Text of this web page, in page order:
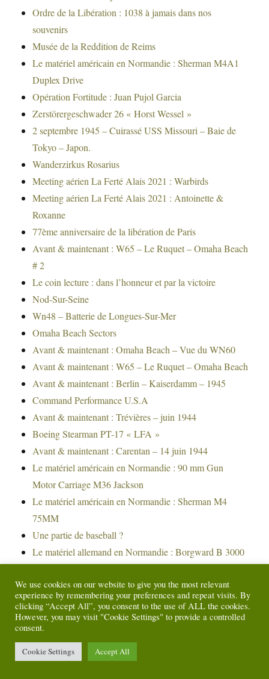
Ordre de la Libération : 1038 à jamais dans nos
souvenirs
Musée de la Reddition de Reims
Le matériel américain en Normandie : Sherman M4A1
Duplex Drive
Opération Fortitude : Juan Pujol Garcia
Zerstörergeschwader 26 « Horst Wessel »
2 septembre 1945 – Cuirassé USS Missouri – Baie de
Tokyo – Japon.
Wanderzirkus Rosarius
Meeting aérien La Ferté Alais 2021 : Warbirds
Meeting aérien La Ferté Alais 2021 : Antoinette &
Roxanne
77ème anniversaire de la libération de Paris
Avant & maintenant : W65 – Le Ruquet – Omaha Beach
# 2
Le coin lecture : dans l’honneur et par la victoire
Nod-Sur-Seine
Wn48 – Batterie de Longues-Sur-Mer
Omaha Beach Sectors
Avant & maintenant : Omaha Beach – Vue du WN60
Avant & maintenant : W65 – Le Ruquet – Omaha Beach
Avant & maintenant : Berlin – Kaiserdamm – 1945
Command Performance U.S.A
Avant & maintenant : Trévières – juin 1944
Boeing Stearman PT-17 « LFA »
Avant & maintenant : Carentan – 14 juin 1944
Le matériel américain en Normandie : 90 mm Gun
Motor Carriage M36 Jackson
Le matériel américain en Normandie : Sherman M4
75MM
Une partie de baseball ?
Le matériel allemand en Normandie : Borgward B 3000
blanche
Le matériel allemand en Normandie : Panzer VI Tiger
E1
Le matériel allemand en Normandie : Panzer V Panther
We use cookies on our website to give you the most relevant
experience by remembering your preferences and repeat visits. By
clicking “Accept All”, you consent to the use of ALL the cookies.
However, you may visit "Cookie Settings" to provide a controlled
consent.
Cookie Settings Accept All